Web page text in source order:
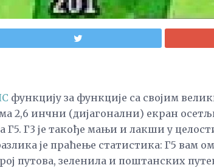
функцију за функције са својим
2,6 инчни (дијагонални) екран
Г3 је такође мањи и лакши у
је праћење статистика: Г5 вам
путова, зеленила и поштанских